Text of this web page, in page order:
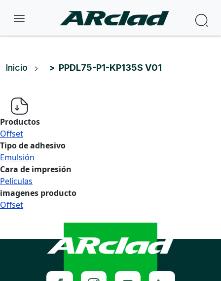
Ruta de navegación
Inicio PPDL75-P1-KP135S V01
Productos
Offset
Tipo de adhesivo
Emulsión
Cara de impresión
Películas
imagenes producto
Offset